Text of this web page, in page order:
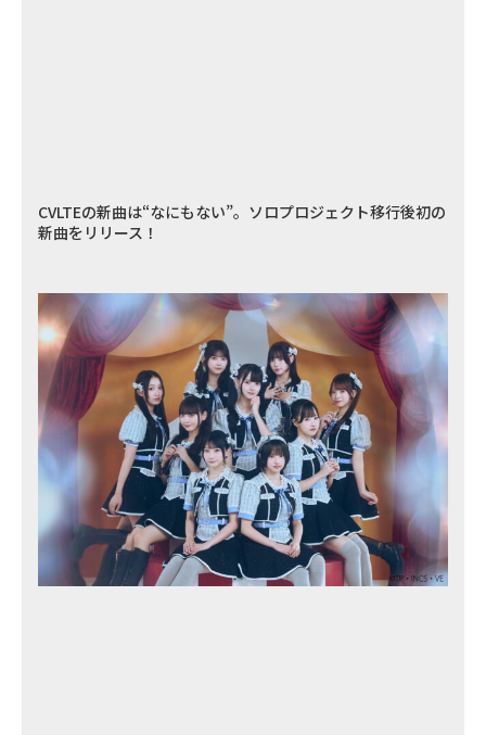
CVLTEの新曲は“なにもない”。ソロプロジェクト移行後初の
新曲をリリース！